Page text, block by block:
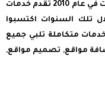
شركة رايز ايميل هي شركة مسجلة تأسست في عام 2010 تقدم خدمات
تلك السنوات اكتسبوا
متكاملة تلبي جميع
مواقع, تصميم مواقع,